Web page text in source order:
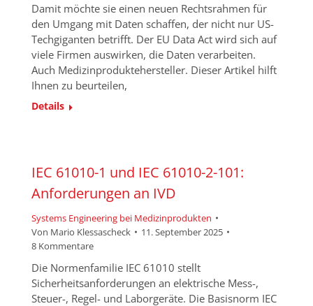
Damit möchte sie einen neuen Rechtsrahmen für
den Umgang mit Daten schaffen, der nicht nur US-
Techgiganten betrifft. Der EU Data Act wird sich auf
viele Firmen auswirken, die Daten verarbeiten.
Auch Medizinproduktehersteller. Dieser Artikel hilft
Ihnen zu beurteilen,
Details
IEC 61010-1 und IEC 61010-2-101:
Anforderungen an IVD
Systems Engineering bei Medizinprodukten
Von Mario Klessascheck
11. September 2025
8 Kommentare
Die Normenfamilie IEC 61010 stellt
Sicherheitsanforderungen an elektrische Mess-,
Steuer-, Regel- und Laborgeräte. Die Basisnorm IEC